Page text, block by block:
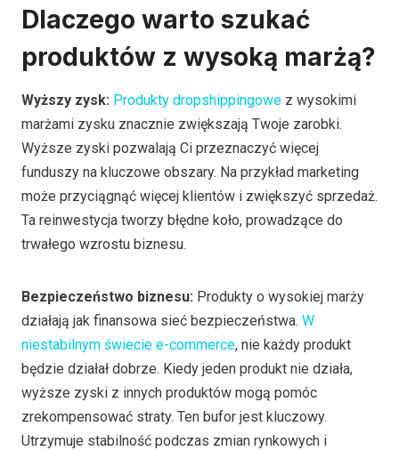
Dlaczego warto szukać
produktów z wysoką marżą?
Wyższy zysk: Produkty dropshippingowe z wysokimi
marżami zysku znacznie zwiększają Twoje zarobki.
Wyższe zyski pozwalają Ci przeznaczyć więcej
funduszy na kluczowe obszary. Na przykład marketing
może przyciągnąć więcej klientów i zwiększyć sprzedaż.
Ta reinwestycja tworzy błędne koło, prowadzące do
trwałego wzrostu biznesu.
Bezpieczeństwo biznesu: Produkty o wysokiej marży
działają jak finansowa sieć bezpieczeństwa. W
niestabilnym świecie e-commerce, nie każdy produkt
będzie działał dobrze. Kiedy jeden produkt nie działa,
wyższe zyski z innych produktów mogą pomóc
zrekompensować straty. Ten bufor jest kluczowy.
Utrzymuje stabilność podczas zmian rynkowych i